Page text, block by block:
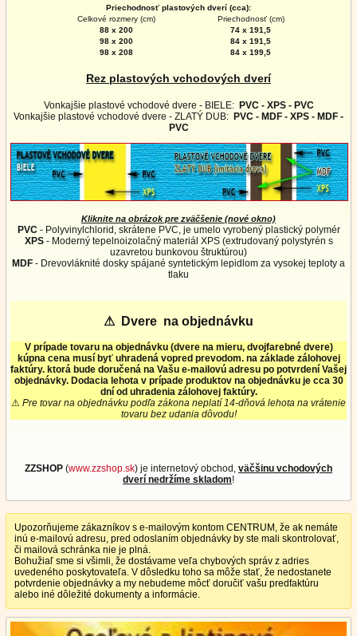
Upozorňujeme zákazníkov s e-mailovým kontom CENTRUM, že ak nemáte
inú e-mailovú adresu, pred odoslaním objednávky by ste mali skontrolovať,
či mailová schránka nie je plná.
Bohužiaľ sme si všimli, že dostávame veľa chybových správ z adries
uvedeného poskytovateľa. V dôsledku toho sa môže stať, že nedostanete
potvrdenie objednávky a my nebudeme môcť doručiť vašu predfaktúru
alebo iné dôležité dokumenty a informácie.
Priechodnosť plastových dverí (cca):
Celkové rozmery (cm)
Priechodnosť (cm)
88 x 200
74 x 191,5
98 x 200
84 x 191,5
98 x 208
84 x 199,5
Rez plastových vchodových dverí
Vonkajšie plastové vchodové dvere - BIELE: PVC - XPS - PVC
Vonkajšie plastové vchodové dvere - ZLATÝ DUB: PVC - MDF - XPS - MDF -
PVC
Kliknite na obrázok pre zväčšenie (nové okno)
PVC- Polyvinylchlorid, skrátene PVC, je umelo vyrobený plastický polymér
XPS- Moderný tepelnoizolačný materiál XPS (extrudovaný polystyrén s
uzavretou bunkovou štruktúrou)
MDF - Drevovláknité dosky spájané syntetickým lepidlom za vysokej teploty a
tlaku
⚠ Dvere na objednávku
V prípade tovaru na objednávku (dvere na mieru, dvojfarebné dvere)
kúpna cena musí byť uhradená vopred prevodom. na základe zálohovej
faktúry. ktorá bude doručená na Vašu e-mailovú adresu po potvrdení Vašej
objednávky. Dodacia lehota v prípade produktov na objednávku je cca 30
dní od uhradenia zálohovej faktúry.
⚠ Pre tovar na objednávku podľa zákona neplatí 14-dňová lehota na vrátenie
tovaru bez udania dôvodu!
ZZSHOP (www.zzshop.sk) je internetový obchod, väčšinu vchodových
dverí nedržíme skladom!